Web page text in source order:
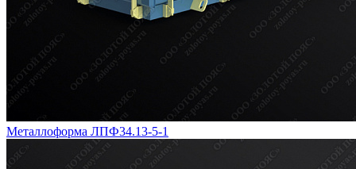
Металлоформа ЛПФ34.13-5-1